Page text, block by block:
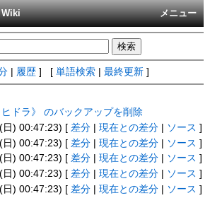
メニュー
Wiki
履歴 ] [ 単語検索 最終更新 ]
ヒドラ》 のバックアップを削除
) 00:47:23) [ 差分 |現在との差分 ソース ]
) 00:47:23) [ 差分 |現在との差分 ソース ]
) 00:47:23) [ 差分 |現在との差分 ソース ]
) 00:47:23) [ 差分 |現在との差分 ソース ]
) 00:47:23) [ 差分 |現在との差分 ソース ]